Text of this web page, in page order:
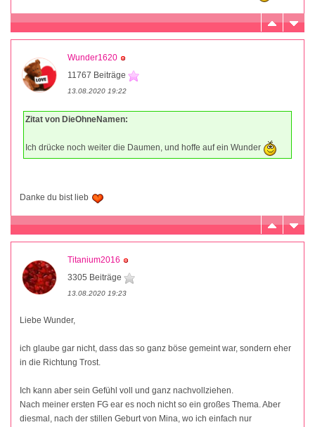
Wunder1620
11767 Beiträge
13.08.2020 19:22
Zitat von DieOhneNamen:
Ich drücke noch weiter die Daumen, und hoffe auf ein Wunder
Danke du bist lieb
Titanium2016
3305 Beiträge
13.08.2020 19:23
Liebe Wunder,
ich glaube gar nicht, dass das so ganz böse gemeint war, sondern eher
in die Richtung Trost.
Ich kann aber sein Gefühl voll und ganz nachvollziehen.
Nach meiner ersten FG ear es noch nicht so ein großes Thema. Aber
diesmal, nach der stillen Geburt von Mina, wo ich einfach nur